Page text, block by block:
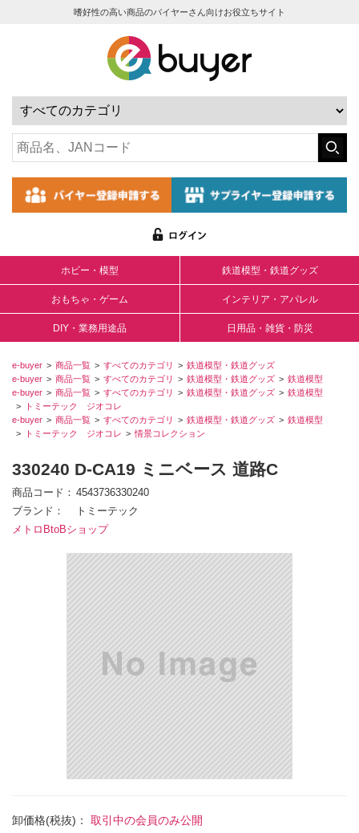
嗜好性の高い商品のバイヤーさん向けお役立ちサイト
ホビー・模型 鉄道模型・鉄道グッズ
おもちゃ・ゲーム インテリア・アパレル
DIY・業務用途品 日用品・雑貨・防災
e-buyer 商品一覧 すべてのカテゴリ
鉄道模型・鉄道グッズ
e-buyer
商品一覧 すべてのカテゴリ 鉄道模型・鉄道グッズ
鉄道模型
e-buyer
商品一覧 すべてのカテゴリ 鉄道模型・鉄道グッズ
鉄道模型
トミーテック ジオコレ
e-buyer
商品一覧 すべてのカテゴリ 鉄道模型・鉄道グッズ
鉄道模型
トミーテック ジオコレ
情景コレクション
330240 D-CA19 ミニベース 道路C
商品コード
4543736330240
ブランド
トミーテック
メトロBtoBショップ
卸価格(税抜)： 取引中の会員のみ公開